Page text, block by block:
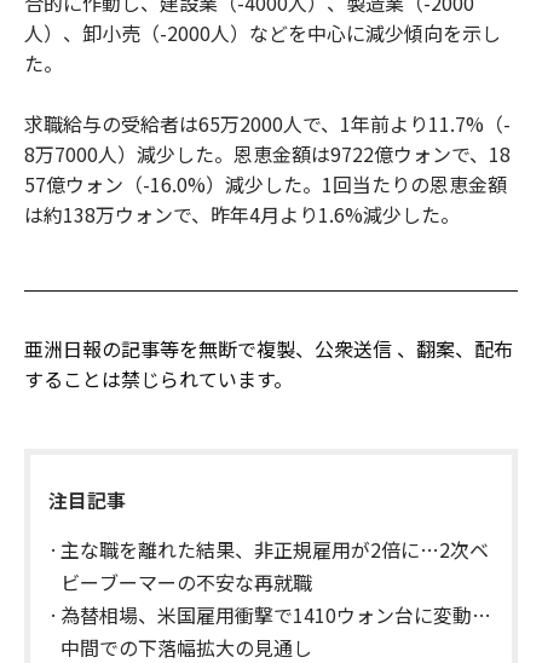
人）、卸小売（-2000人）などを中心に減少傾向を示し
た。
求職給与の受給者は65万2000人で、1年前より11.7%（-
8万7000人）減少した。恩恵金額は9722億ウォンで、18
57億ウォン（-16.0%）減少した。1回当たりの恩恵金額
は約138万ウォンで、昨年4月より1.6%減少した。
亜洲日報の記事等を無断で複製、公衆送信 、翻案、配布
することは禁じられています。
注目記事
主な職を離れた結果、非正規雇用が2倍に…2次ベ
ビーブーマーの不安な再就職
為替相場、米国雇用衝撃で1410ウォン台に変動…
中間での下落幅拡大の見通し